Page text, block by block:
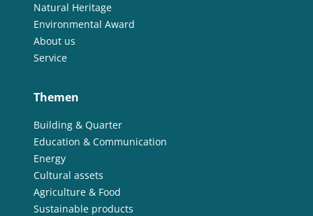
Natural Heritage
Environmental Award
About us
Service
Themen
Building & Quarter
Education & Communication
Energy
Cultural assets
Agriculture & Food
Sustainable products